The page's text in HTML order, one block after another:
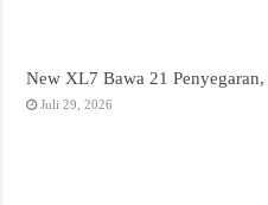
New XL7 Bawa 21
Juli 29, 2026